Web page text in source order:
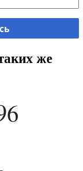
же